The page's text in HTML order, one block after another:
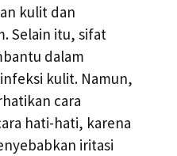
kulit dan
Selain itu, sifat
dalam
kulit. Namun,
cara
hati-hati, karena
iritasi